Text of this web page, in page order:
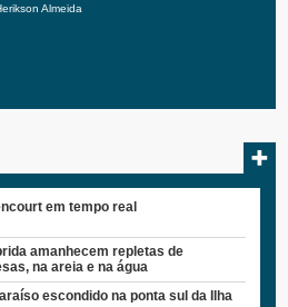
Almeida
em tempo real
amanhecem repletas de
na areia e na água
escondido na ponta sul da Ilha